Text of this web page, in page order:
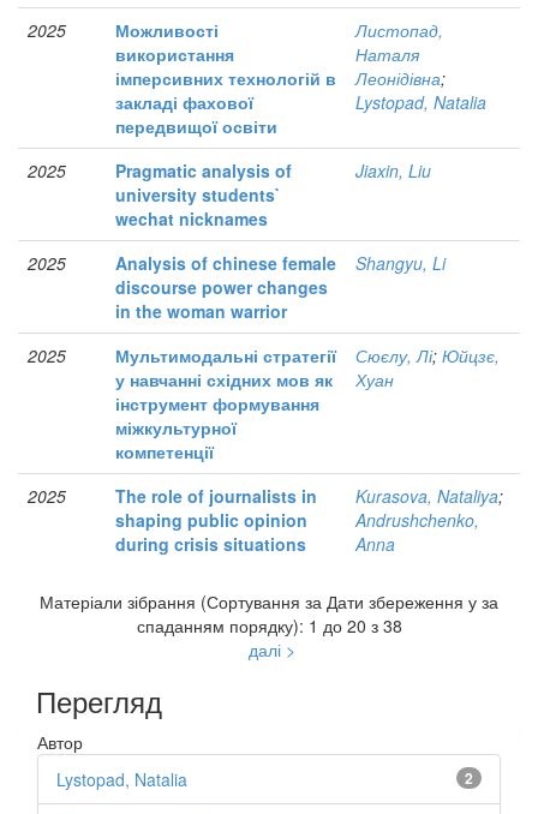
2025
Можливості
використання
імперсивних технологій в
закладі фахової
передвищої освіти
Листопад,
Наталя
Леонідівна;
Lystopad, Natalia
2025
Pragmatic analysis of
university students`
wechat nicknames
Jiaxin, Liu
2025
Analysis of chinese female
discourse power changes
in the woman warrior
Shangyu, Li
2025
Мультимодальні стратегії
у навчанні східних мов як
інструмент формування
міжкультурної
компетенції
Сюєлу, Лі; Юйцзє,
Хуан
2025
The role of journalists in
shaping public opinion
during crisis situations
Kurasova, Nataliya;
Andrushchenko,
Anna
Матеріали зібрання (Сортування за Дати збереження у за
спаданням порядку): 1 до 20 з 38
далі >
Перегляд
Автор
2
Lystopad, Natalia